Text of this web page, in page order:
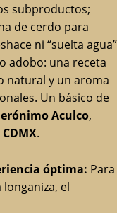
subproductos;
de cerdo para
ni “suelta agua”
adobo: una receta
natural y un aroma
Un básico de
Aculco,
.
óptima: Para
el